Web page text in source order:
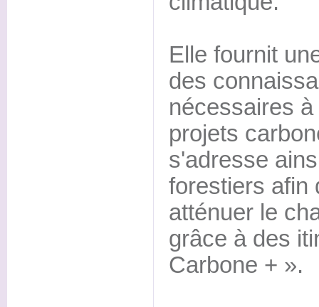
Elle fournit
des
nécessaires
projets
s'adresse
forestiers afin
atténuer le
grâce à des
Carbone + ».